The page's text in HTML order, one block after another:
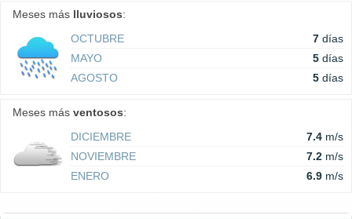
Meses más lluviosos:
OCTUBRE
7 días
MAYO
5 días
AGOSTO
5 días
Meses más ventosos:
DICIEMBRE
7.4 m/s
NOVIEMBRE
7.2 m/s
ENERO
6.9 m/s